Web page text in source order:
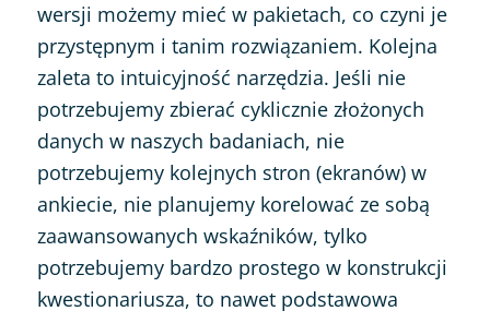
wersji możemy mieć w pakietach, co czyni je
przystępnym i tanim rozwiązaniem. Kolejna
zaleta to intuicyjność narzędzia. Jeśli nie
potrzebujemy zbierać cyklicznie złożonych
danych w naszych badaniach, nie
potrzebujemy kolejnych stron (ekranów) w
ankiecie, nie planujemy korelować ze sobą
zaawansowanych wskaźników, tylko
potrzebujemy bardzo prostego w konstrukcji
kwestionariusza, to nawet podstawowa